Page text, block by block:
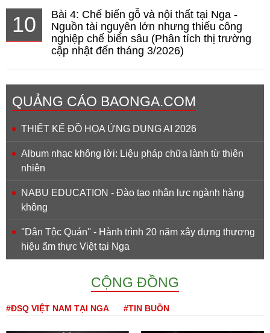
10
Bài 4: Chế biến gỗ và nội thất tại Nga -
Nguồn tài nguyên lớn nhưng thiếu công
nghiệp chế biến sâu (Phân tích thị trường
cập nhật đến tháng 3/2026)
QUẢNG CÁO BAONGA.COM
THIẾT KẾ ĐỒ HỌA ỨNG DỤNG AI 2026
Album nhạc không lời: Liệu pháp chữa lành từ thiên
nhiên
NABU EDUCATION - Đào tạo nhân lực ngành hàng
không
''Dân Tộc Quán'' - Hành trình 20 năm xây dựng thương
hiệu ẩm thực Việt tại Nga
CỘNG ĐỒNG
#ĐSQ VIỆT NAM TẠI NGA #TIN BUỒN